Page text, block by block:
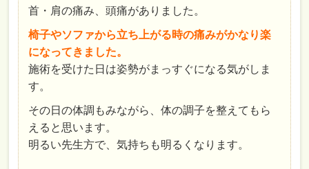
首・肩の痛み、頭痛がありました。
椅子やソファから立ち上がる時の痛みがかなり楽
になってきました。
施術を受けた日は姿勢がまっすぐになる気がしま
す。
その日の体調もみながら、体の調子を整えてもら
えると思います。
明るい先生方で、気持ちも明るくなります。